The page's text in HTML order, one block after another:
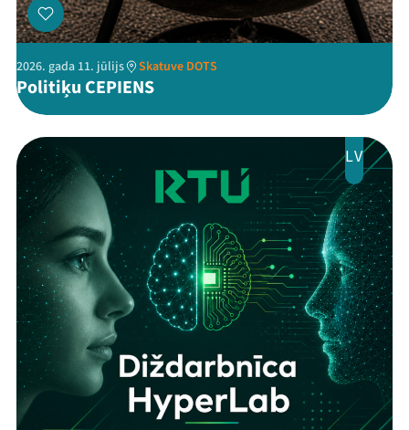
2026. gada 11. jūlijs Skatuve DOTS
Politiķu CEPIENS
LV